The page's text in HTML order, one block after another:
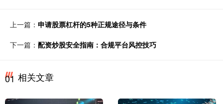
上一篇： 申请股票杠杆的5种正规途径与条件
下一篇： 配资炒股安全指南：合规平台风控技巧
01 相关文章